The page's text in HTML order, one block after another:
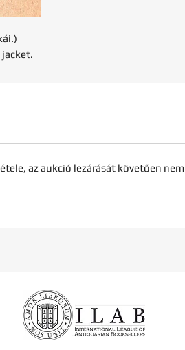
az aukció lezárását követően nem